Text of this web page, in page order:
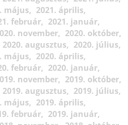
május
2021. április
február
2021. január
november
2020. október
2020. augusztus
2020. július
május
2020. április
február
2020. január
november
2019. október
2019. augusztus
2019. július
május
2019. április
február
2019. január